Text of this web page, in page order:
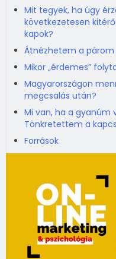
Mit tegyek, ha úgy
következetesen
kapok?
Átnézhetem a
Mikor „érdemes”
Magyarországon
megcsalás után?
Mi van, ha a gyanúm
Tönkretettem a
Források